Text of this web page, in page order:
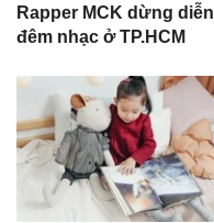
Rapper MCK dừng diễn
đêm nhạc ở TP.HCM